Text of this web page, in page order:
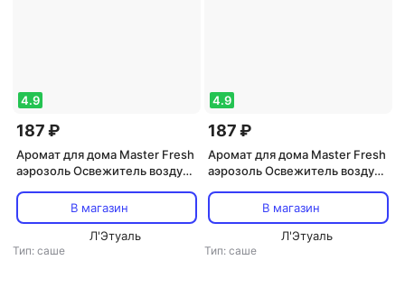
4.9
187 ₽
Аромат для дома Master Fresh
аэрозоль Освежитель воздуха
В магазин
Л'Этуаль
Тип: саше
4.9
187 ₽
Аромат для дома Master Fresh
аэрозоль Освежитель воздуха
В магазин
Л'Этуаль
Тип: саше